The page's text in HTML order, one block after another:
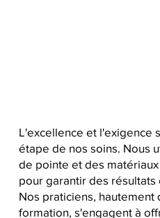
L'excellence et l'exigence
étape de nos soins. Nous
de pointe et des
pour garantir des
Nos praticiens, hautement
formation, s'engagent à